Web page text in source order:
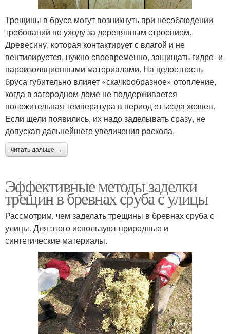
Трещины в брусе могут возникнуть при несоблюдении
требований по уходу за деревянным строением.
Древесину, которая контактирует с влагой и не
вентилируется, нужно своевременно, защищать гидро- и
пароизоляционными материалами. На целостность
бруса губительно влияет «скачкообразное» отопление,
когда в загородном доме не поддерживается
положительная температура в период отъезда хозяев.
Если щели появились, их надо заделывать сразу, не
допуская дальнейшего увеличения раскола.
читать дальше →
Эффективные методы заделки
трещин в бревнах сруба с улицы
Рассмотрим, чем заделать трещины в бревнах сруба с
улицы. Для этого используют природные и
синтетические материалы.